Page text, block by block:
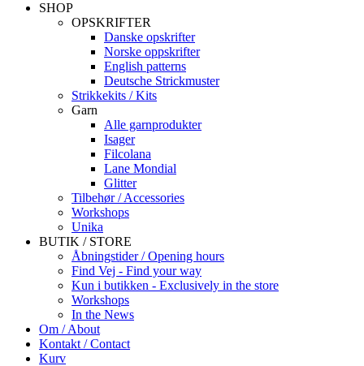
SHOP
OPSKRIFTER
Danske opskrifter
Norske oppskrifter
English patterns
Deutsche Strickmuster
Strikkekits / Kits
Garn
Alle garnprodukter
Isager
Filcolana
Lane Mondial
Glitter
Tilbehør / Accessories
Workshops
Unika
BUTIK / STORE
Åbningstider / Opening hours
Find Vej - Find your way
Kun i butikken - Exclusively in the store
Workshops
In the News
Om / About
Kontakt / Contact
Kurv